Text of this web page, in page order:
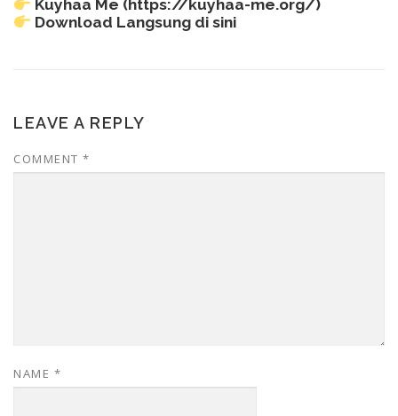
Kuyhaa Me (https://kuyhaa-me.org/)
Download Langsung di sini
LEAVE A REPLY
COMMENT *
NAME *